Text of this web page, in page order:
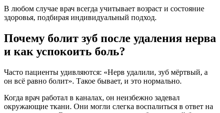
В любом случае врач всегда учитывает возраст и состояние
здоровья, подбирая индивидуальный подход.
Почему болит зуб после удаления нерва
и как успокоить боль?
Часто пациенты удивляются: «Нерв удалили, зуб мёртвый, а
он всё равно болит». Такое бывает, и это нормально.
Когда врач работал в каналах, он неизбежно задевал
окружающие ткани. Они могли слегка воспалиться в ответ на